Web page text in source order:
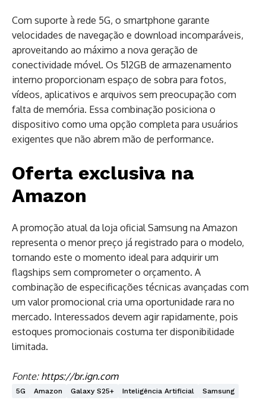
Com suporte à rede 5G, o smartphone garante
velocidades de navegação e download incomparáveis,
aproveitando ao máximo a nova geração de
conectividade móvel. Os 512GB de armazenamento
interno proporcionam espaço de sobra para fotos,
vídeos, aplicativos e arquivos sem preocupação com
falta de memória. Essa combinação posiciona o
dispositivo como uma opção completa para usuários
exigentes que não abrem mão de performance.
Oferta exclusiva na
Amazon
A promoção atual da loja oficial Samsung na Amazon
representa o menor preço já registrado para o modelo,
tornando este o momento ideal para adquirir um
flagships sem comprometer o orçamento. A
combinação de especificações técnicas avançadas com
um valor promocional cria uma oportunidade rara no
mercado. Interessados devem agir rapidamente, pois
estoques promocionais costuma ter disponibilidade
limitada.
Fonte: https://br.ign.com
5G Amazon Galaxy S25+ Inteligência Artificial Samsung